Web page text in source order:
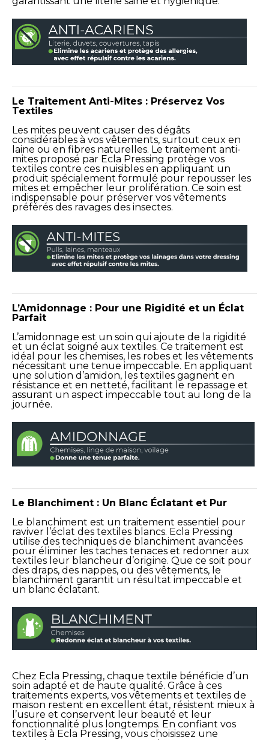
Le Traitement Anti-Mites : Préservez Vos
Textiles
Les mites peuvent causer des dégâts
considérables à vos vêtements, surtout ceux en
laine ou en fibres naturelles. Le traitement anti-
mites proposé par Ecla Pressing protège vos
textiles contre ces nuisibles en appliquant un
produit spécialement formulé pour repousser les
mites et empêcher leur prolifération. Ce soin est
indispensable pour préserver vos vêtements
préférés des ravages des insectes.
L’Amidonnage : Pour une Rigidité et un Éclat
Parfait
L’amidonnage est un soin qui ajoute de la rigidité
et un éclat soigné aux textiles. Ce traitement est
idéal pour les chemises, les robes et les vêtements
nécessitant une tenue impeccable. En appliquant
une solution d’amidon, les textiles gagnent en
résistance et en netteté, facilitant le repassage et
assurant un aspect impeccable tout au long de la
journée.
Le Blanchiment : Un Blanc Éclatant et Pur
Le blanchiment est un traitement essentiel pour
raviver l’éclat des textiles blancs. Ecla Pressing
utilise des techniques de blanchiment avancées
pour éliminer les taches tenaces et redonner aux
textiles leur blancheur d’origine. Que ce soit pour
des draps, des nappes, ou des vêtements, le
blanchiment garantit un résultat impeccable et
un blanc éclatant.
Chez Ecla Pressing, chaque textile bénéficie d’un
soin adapté et de haute qualité. Grâce à ces
traitements experts, vos vêtements et textiles de
maison restent en excellent état, résistent mieux à
l’usure et conservent leur beauté et leur
fonctionnalité plus longtemps. En confiant vos
textiles à Ecla Pressing, vous choisissez une